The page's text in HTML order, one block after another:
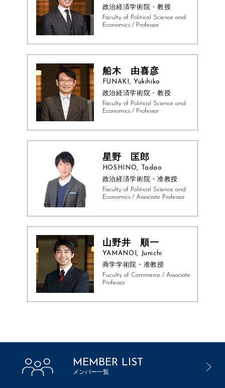
政治経済学術院・教授
Faculty of Political Science and
Economics / Professor
船木 由喜彦
FUNAKI, Yukihiko
政治経済学術院・教授
Faculty of Political Science and
Economics / Professor
星野 匡郎
HOSHINO, Tadao
政治経済学術院・准教授
Faculty of Political Science and
Economics / Associate Professor
山野井 順一
YAMANOI, Junichi
商学学術院・准教授
Fuculty of Commerce / Associate
Professor
MEMBER LIST
メンバー一覧